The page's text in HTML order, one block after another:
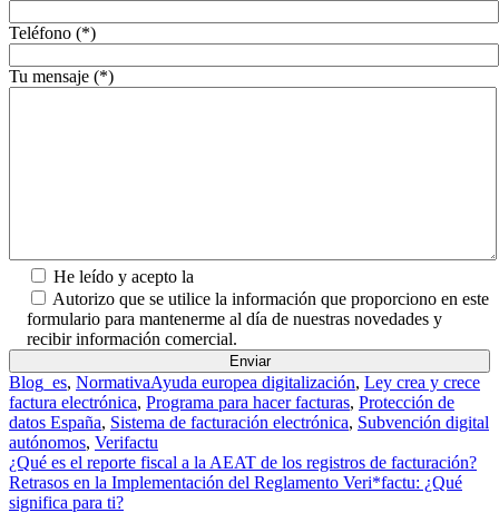
Teléfono (*)
Tu mensaje (*)
He leído y acepto la
Autorizo que se utilice la información que proporciono en este
formulario para mantenerme al día de nuestras novedades y
recibir información comercial.
Blog_es, NormativaAyuda europea digitalización, Ley crea y crece
factura electrónica, Programa para hacer facturas, Protección de
datos España, Sistema de facturación electrónica, Subvención digital
autónomos, Verifactu
Navegación de entradas
¿Qué es el reporte fiscal a la AEAT de los registros de facturación?
Retrasos en la Implementación del Reglamento Veri*factu: ¿Qué
significa para ti?